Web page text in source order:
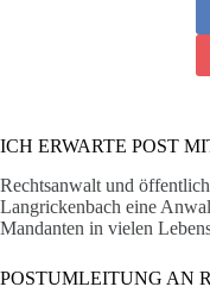
ICH ERWARTE POST
Rechtsanwalt und
Langrickenbach eine
Mandanten in vielen
POSTUMLEITUNG AN